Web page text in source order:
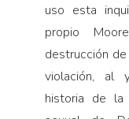
uso esta
propio
destrucción
violación, al
historia de